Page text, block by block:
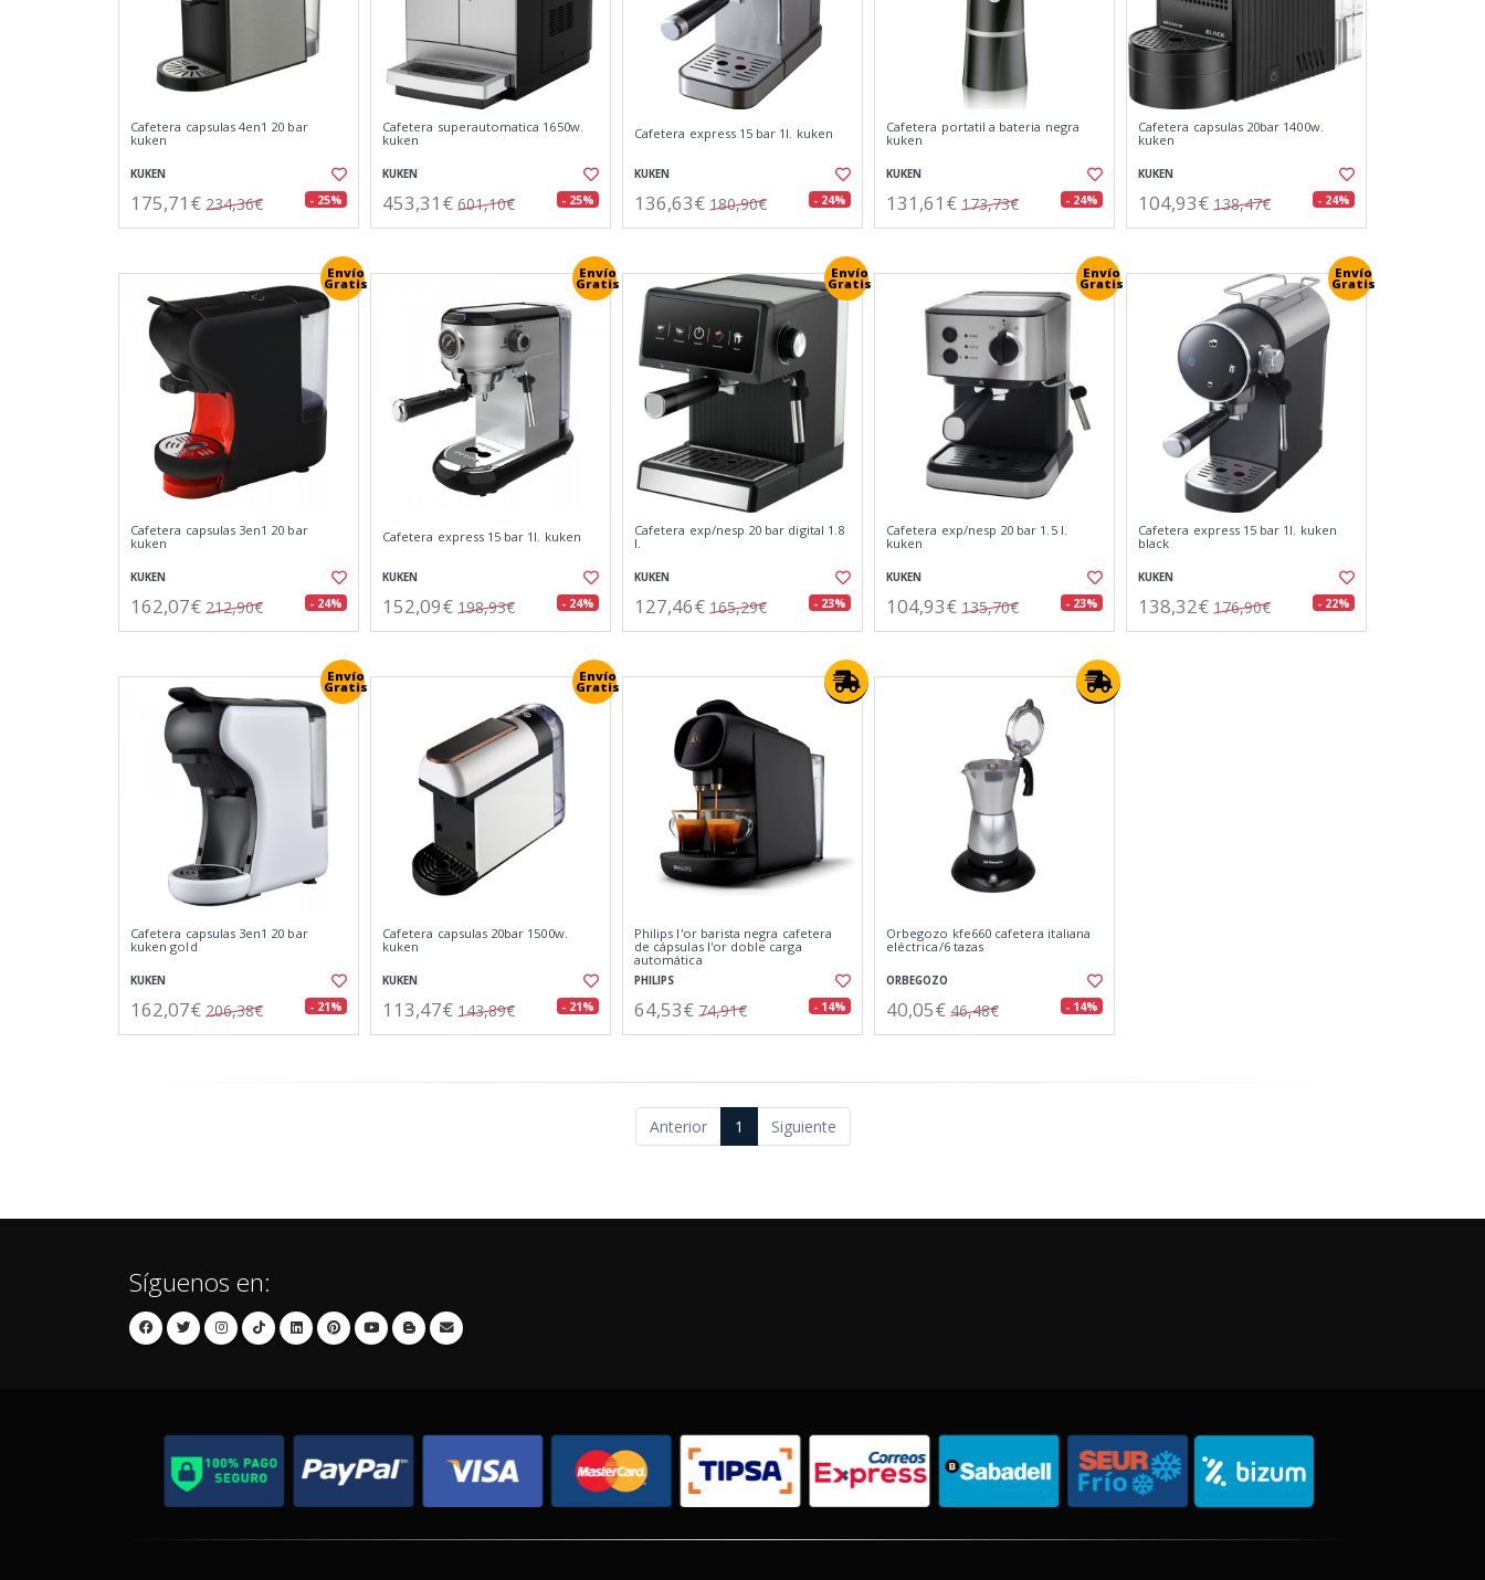
Cafetera capsulas 4en1 20 bar
kuken
KUKEN
175,71€ 234,36€ - 25%
Cafetera superautomatica 1650w.
kuken
KUKEN
453,31€ 601,10€ - 25%
Cafetera express 15 bar 1l. kuken
KUKEN
136,63€ 180,90€ - 24%
Cafetera portatil a bateria negra
kuken
KUKEN
131,61€ 173,73€ - 24%
Cafetera capsulas 20bar 1400w.
kuken
KUKEN
104,93€ 138,47€ - 24%
Envío
Gratis
Cafetera capsulas 3en1 20 bar
kuken
KUKEN
162,07€ 212,90€ - 24%
Envío
Gratis
Cafetera express 15 bar 1l. kuken
KUKEN
152,09€ 198,93€ - 24%
Envío
Gratis
Cafetera exp/nesp 20 bar digital 1.8
l.
KUKEN
127,46€ 165,29€ - 23%
Envío
Gratis
Cafetera exp/nesp 20 bar 1.5 l.
kuken
KUKEN
104,93€ 135,70€ - 23%
Envío
Gratis
Cafetera express 15 bar 1l. kuken
black
KUKEN
138,32€ 176,90€ - 22%
Envío
Gratis
Cafetera capsulas 3en1 20 bar
kuken gold
KUKEN
162,07€ 206,38€ - 21%
Envío
Gratis
Cafetera capsulas 20bar 1500w.
kuken
KUKEN
113,47€ 143,89€ - 21%
Philips l'or barista negra cafetera
de cápsulas l'or doble carga
automática
PHILIPS
64,53€ 74,91€ - 14%
Orbegozo kfe660 cafetera italiana
eléctrica/6 tazas
ORBEGOZO
40,05€ 46,48€ - 14%
Anterior 1 Siguiente
Síguenos en: